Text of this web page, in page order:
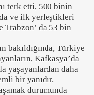
terk etti, 500 binin
ve ilk yerleştikleri
Trabzon’ da 53 bin
bakıldığında, Türkiye
Kafkasya’da
yaşayanlardan daha
bir yanıdır.
durumunda